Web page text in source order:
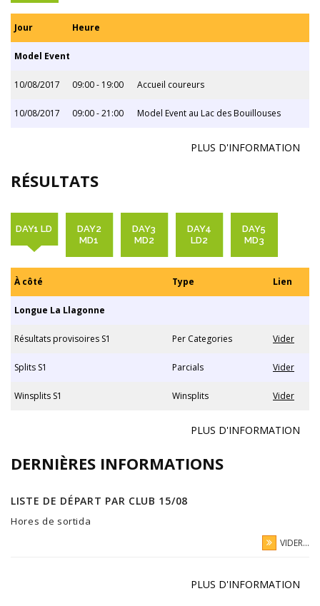
Jour Heure
Model Event
10/08/2017 09:00 - 19:00 Accueil coureurs
10/08/2017 09:00 - 21:00 Model Event au Lac des Bouillouses
PLUS D'INFORMATION
RÉSULTATS
DAY1 LD
DAY2
MD1
DAY3
MD2
DAY4
LD2
DAY5
MD3
À côté Type Lien
Longue La Llagonne
Résultats provisoires S1 Per Categories Vider
Splits S1 Parcials Vider
Winsplits S1 Winsplits Vider
PLUS D'INFORMATION
DERNIÈRES INFORMATIONS
LISTE DE DÉPART PAR CLUB 15/08
Hores de sortida
VIDER...
PLUS D'INFORMATION